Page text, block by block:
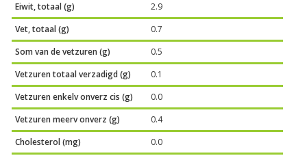
Eiwit, totaal (g)
2.9
Vet, totaal (g)
0.7
Som van de vetzuren (g)
0.5
Vetzuren totaal verzadigd (g)
0.1
Vetzuren enkelv onverz cis (g)
0.0
Vetzuren meerv onverz (g)
0.4
Cholesterol (mg)
0.0